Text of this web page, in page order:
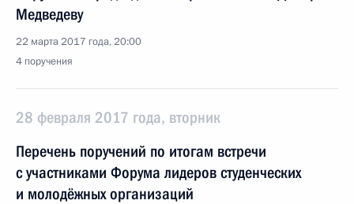
Медведеву
22 марта 2017 года, 20:00
4 поручения
28 февраля 2017 года, вторник
Перечень поручений по итогам встречи
с участниками Форума лидеров студенческих
и молодёжных организаций